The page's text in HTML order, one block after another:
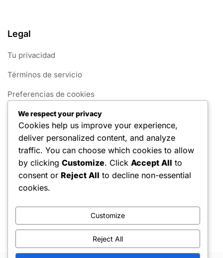
Legal
Tu privacidad
Términos de servicio
Preferencias de cookies
Nuestra historia
Contáctanos
Categorías
Aspectos Destacados de la Carrera
We respect your privacy
Cookies help us improve your experience,
deliver personalized content, and analyze
traffic. You can choose which cookies to allow
by clicking Customize. Click Accept All to
consent or Reject All to decline non-essential
cookies.
Customize
Reject All